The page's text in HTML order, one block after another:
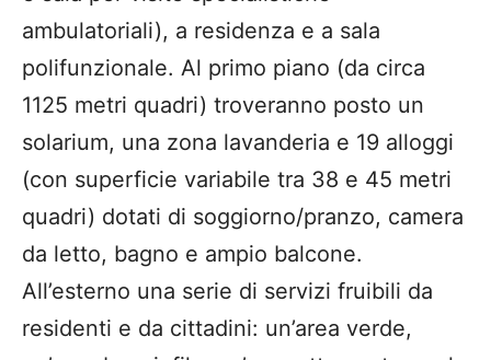
ambulatoriali), a residenza e a sala
polifunzionale. Al primo piano (da circa
1125 metri quadri) troveranno posto un
solarium, una zona lavanderia e 19 alloggi
(con superficie variabile tra 38 e 45 metri
quadri) dotati di soggiorno/pranzo, camera
da letto, bagno e ampio balcone.
All’esterno una serie di servizi fruibili da
residenti e da cittadini: un’area verde,